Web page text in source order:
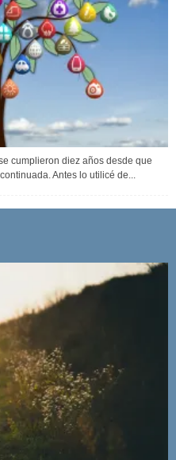
cumplieron diez años desde que
Antes lo utilicé de...